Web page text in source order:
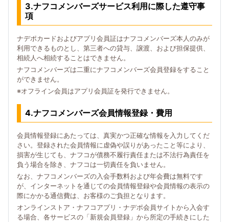
3.ナフコメンバーズサービス利用に際した遵守事
項
ナデポカードおよびアプリ会員証はナフコメンバーズ本人のみが
利用できるものとし、第三者への貸与、譲渡、および担保提供、
相続人へ相続することはできません。
ナフコメンバーズは二重にナフコメンバーズ会員登録をすること
ができません。
※オフライン会員はアプリ会員証を発行できません。
4.ナフコメンバーズ会員情報登録・費用
会員情報登録にあたっては、真実かつ正確な情報を入力してくだ
さい。登録された会員情報に虚偽や誤りがあったこと等により、
損害が生じても、ナフコが債務不履行責任または不法行為責任を
負う場合を除き、ナフコは一切責任を負いません。
なお、ナフコメンバーズの入会手数料および年会費は無料です
が、インターネットを通じての会員情報登録や会員情報の表示の
際にかかる通信費は、お客様のご負担となります。
オンラインストア・ナフコアプリ・ナデポ会員サイトから入会す
る場合、各サービスの「新規会員登録」から所定の手続きにした